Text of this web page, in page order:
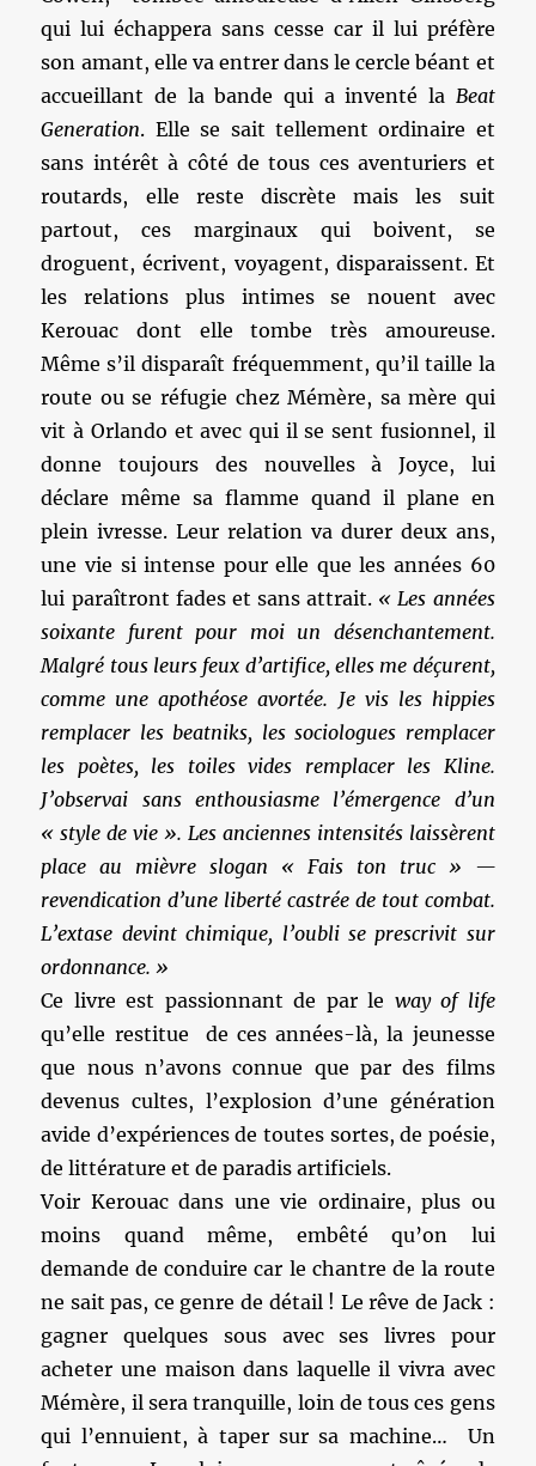
qui lui échappera sans cesse car il lui préfère
son amant, elle va entrer dans le cercle béant et
accueillant de la bande qui a inventé la Beat
Generation. Elle se sait tellement ordinaire et
sans intérêt à côté de tous ces aventuriers et
routards, elle reste discrète mais les suit
partout, ces marginaux qui boivent, se
droguent, écrivent, voyagent, disparaissent. Et
les relations plus intimes se nouent avec
Kerouac dont elle tombe très amoureuse.
Même s’il disparaît fréquemment, qu’il taille la
route ou se réfugie chez Mémère, sa mère qui
vit à Orlando et avec qui il se sent fusionnel, il
donne toujours des nouvelles à Joyce, lui
déclare même sa flamme quand il plane en
plein ivresse. Leur relation va durer deux ans,
une vie si intense pour elle que les années 60
lui paraîtront fades et sans attrait. « Les années
soixante furent pour moi un désenchantement.
Malgré tous leurs feux d’artifice, elles me déçurent,
comme une apothéose avortée. Je vis les hippies
remplacer les beatniks, les sociologues remplacer
les poètes, les toiles vides remplacer les Kline.
J’observai sans enthousiasme l’émergence d’un
« style de vie ». Les anciennes intensités laissèrent
place au mièvre slogan « Fais ton truc » —
revendication d’une liberté castrée de tout combat.
L’extase devint chimique, l’oubli se prescrivit sur
ordonnance. »
Ce livre est passionnant de par le way of life
qu’elle restitue de ces années-là, la jeunesse
que nous n’avons connue que par des films
devenus cultes, l’explosion d’une génération
avide d’expériences de toutes sortes, de poésie,
de littérature et de paradis artificiels.
Voir Kerouac dans une vie ordinaire, plus ou
moins quand même, embêté qu’on lui
demande de conduire car le chantre de la route
ne sait pas, ce genre de détail ! Le rêve de Jack :
gagner quelques sous avec ses livres pour
acheter une maison dans laquelle il vivra avec
Mémère, il sera tranquille, loin de tous ces gens
qui l’ennuient, à taper sur sa machine… Un